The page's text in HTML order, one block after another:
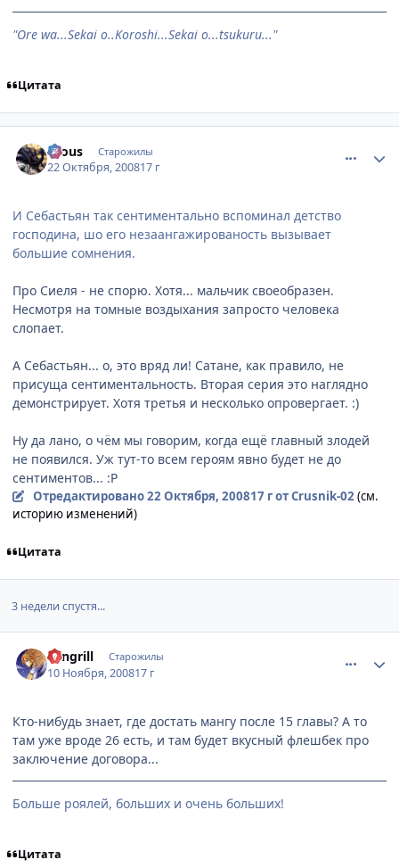
"Ore wa...Sekai o..Koroshi...Sekai o...tsukuru..."
Цитата
Crous Старожилы
22 Октября, 200817 г
И Себастьян так сентиментально вспоминал детство
господина, шо его незаангажированость вызывает
большие сомнения.
Про Сиеля - не спорю. Хотя... мальчик своеобразен.
Несмотря на томные воздыхания запросто человека
слопает.
А Себастьян... о, это вряд ли! Сатане, как правило, не
присуща сентиментальность. Вторая серия это наглядно
демонстрирует. Хотя третья и несколько опровергает. :)
Ну да лано, о чём мы говорим, когда ещё главный злодей
не появился. Уж тут-то всем героям явно будет не до
сентиментов... :P
Отредактировано22 Октября, 200817 гот Crusnik-02(см.
историю изменений)
Цитата
3 недели спустя...
Sangrill Старожилы
10 Ноября, 200817 г
Кто-нибудь знает, где достать мангу после 15 главы? А то
там уже вроде 26 есть, и там будет вкусный флешбек про
заключение договора...
Больше роялей, больших и очень больших!
Цитата